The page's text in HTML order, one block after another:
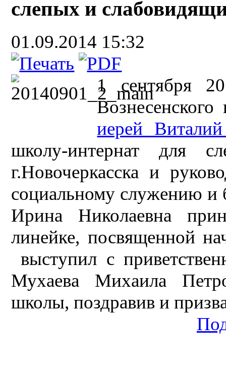
слепых и
01.09.2014 15:32
1 сентября
Вознесенского
иерей
школу-интернат для
г.Новочеркасска и
социальному служению и
Ирина Николаевна
линейке, посвященной
выступил с
Мухаева Михаила
школы, поздравив и